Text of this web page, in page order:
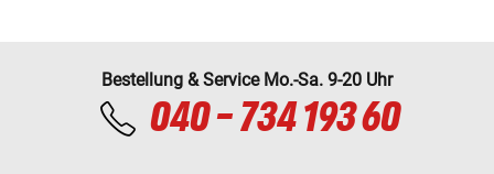
Bestellung & Service Mo.-Sa. 9-20 Uhr
040 - 734 193 60